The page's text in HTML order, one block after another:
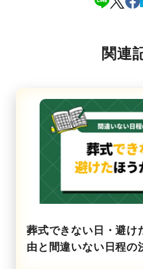
関連
葬式できない日・避け
由と間違いない日程の